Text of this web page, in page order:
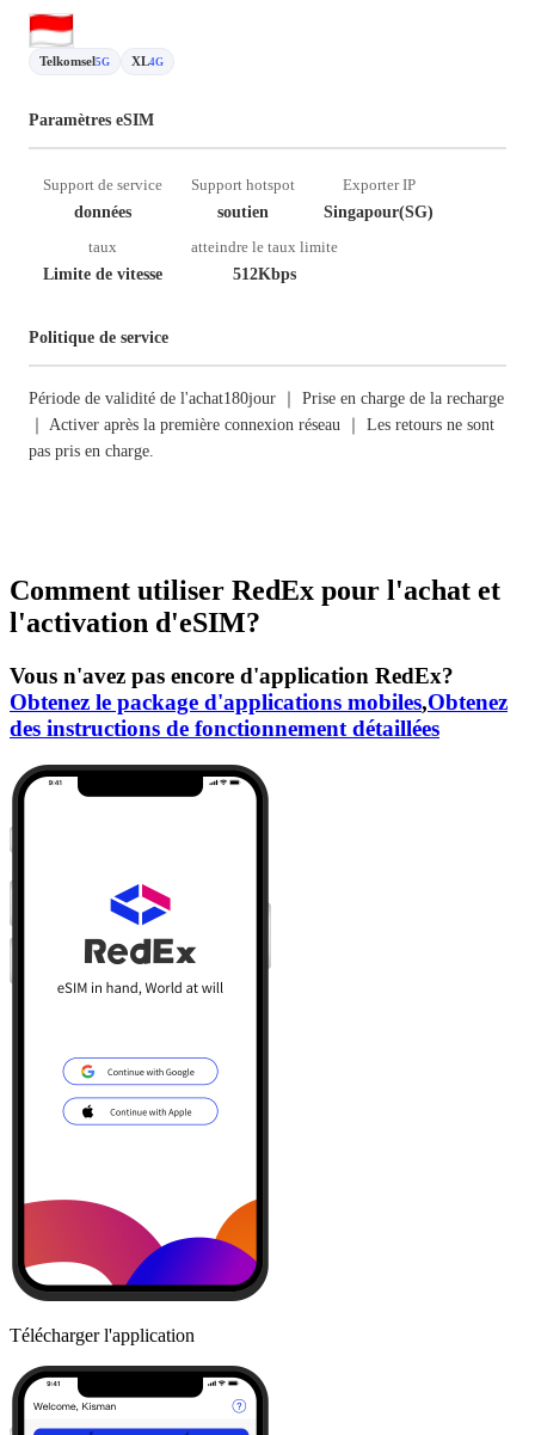
Telkomsel5G XL4G
Paramètres eSIM
Support de service
données
Support hotspot
soutien
Exporter IP
Singapour(SG)
taux
Limite de vitesse
atteindre le taux limite
512Kbps
Politique de service
Période de validité de l'achat180jour ｜ Prise en charge de la recharge
｜ Activer après la première connexion réseau ｜ Les retours ne sont
pas pris en charge.
Comment utiliser RedEx pour l'achat et
l'activation d'eSIM?
Vous n'avez pas encore d'application RedEx?
Obtenez le package d'applications mobiles,Obtenez
des instructions de fonctionnement détaillées
Télécharger l'application